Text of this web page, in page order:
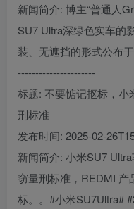
新闻简介: 博主“普通人
SU7 Ultra深绿色实车的
装、无遮挡的形式公布于
----------------------
标题: 不要惦记抠标，小
刑标准
发布时间: 2025-02-
新闻简介: 小米SU7
窃量刑标准，REDMI
标。。#小米SU7Ultra#